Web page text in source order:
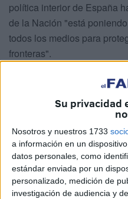
Su privacidad
Nosotros y nuestros 1733
a información en un
datos personales, como
estándar enviada por un
personalizado, medición de
investigación de audiencia y
política interior de España
de la Nación "está
todos los medios para
fronteras".
"Ceuta es tan España
ha comentado el ministro,
este Gobierno "no va a
"Somos contundentes en
frontera", ha añadido
Marruecosantes de viajar
en torno a las 16:00 horas.